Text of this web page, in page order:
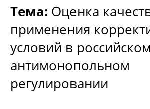
Тема: Оценка
применения
условий в российском
антимонопольном
регулировании